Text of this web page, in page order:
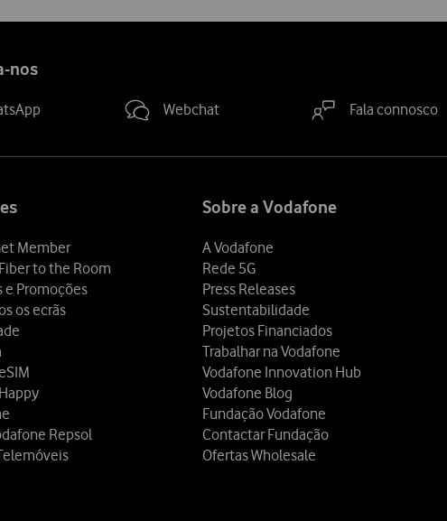
nos
Webchat Fala connosco
Member
to the Room
e Promoções
os ecrãs
Repsol
Sobre a Vodafone
A Vodafone
Rede 5G
Press Releases
Sustentabilidade
Projetos Financiados
Trabalhar na Vodafone
Vodafone Innovation Hub
Vodafone Blog
Fundação Vodafone
Contactar Fundação
Ofertas Wholesale